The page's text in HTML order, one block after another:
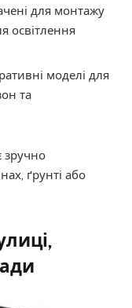
для монтажу
освітлення
моделі для
та
зручно
ґрунті або